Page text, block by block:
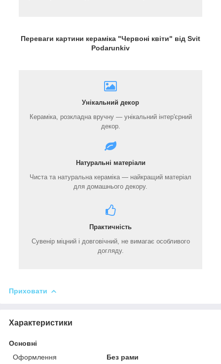
Переваги картини кераміка "Червоні квіти" від Svit
Podarunkiv
Унікальний декор
Кераміка, розкладна вручну — унікальний інтер'єрний
декор.
Натуральні матеріали
Чиста та натуральна кераміка — найкращий матеріал
для домашнього декору.
Практичність
Сувенір міцний і довговічний, не вимагає особливого
догляду.
Приховати
Характеристики
Основні
Оформлення
Без рами